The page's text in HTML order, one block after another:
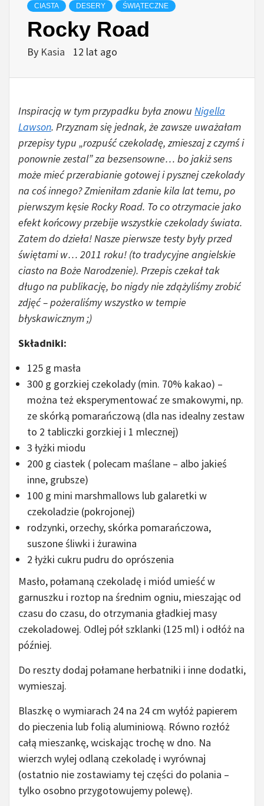
CIASTA DESERY ŚWIĄTECZNE
Rocky Road
By Kasia 12 lat ago
Inspiracją w tym przypadku była znowu Nigella
Lawson. Przyznam się jednak, że zawsze uważałam
przepisy typu „rozpuść czekoladę, zmieszaj z czymś i
ponownie zestal” za bezsensowne… bo jakiż sens
może mieć przerabianie gotowej i pysznej czekolady
na coś innego? Zmieniłam zdanie kila lat temu, po
pierwszym kęsie Rocky Road. To co otrzymacie jako
efekt końcowy przebije wszystkie czekolady świata.
Zatem do dzieła! Nasze pierwsze testy były przed
świętami w… 2011 roku! (to tradycyjne angielskie
ciasto na Boże Narodzenie). Przepis czekał tak
długo na publikację, bo nigdy nie zdążyliśmy zrobić
zdjęć – pożeraliśmy wszystko w tempie
błyskawicznym ;)
Składniki:
125 g masła
300 g gorzkiej czekolady (min. 70% kakao) –
można też eksperymentować ze smakowymi, np.
ze skórką pomarańczową (dla nas idealny zestaw
to 2 tabliczki gorzkiej i 1 mlecznej)
3 łyżki miodu
200 g ciastek ( polecam maślane – albo jakieś
inne, grubsze)
100 g mini marshmallows lub galaretki w
czekoladzie (pokrojonej)
rodzynki, orzechy, skórka pomarańczowa,
suszone śliwki i żurawina
2 łyżki cukru pudru do oprószenia
Masło, połamaną czekoladę i miód umieść w
garnuszku i roztop na średnim ogniu, mieszając od
czasu do czasu, do otrzymania gładkiej masy
czekoladowej. Odlej pół szklanki (125 ml) i odłóż na
później.
Do reszty dodaj połamane herbatniki i inne dodatki,
wymieszaj.
Blaszkę o wymiarach 24 na 24 cm wyłóż papierem
do pieczenia lub folią aluminiową. Równo rozłóż
całą mieszankę, wciskając trochę w dno. Na
wierzch wylej odlaną czekoladę i wyrównaj
(ostatnio nie zostawiamy tej części do polania –
tylko osobno przygotowujemy polewę).